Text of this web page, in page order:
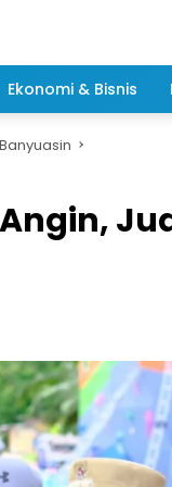
Ekonomi & Bisnis